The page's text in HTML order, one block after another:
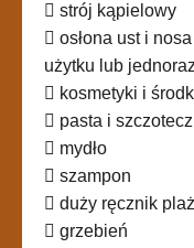
 strój kąpielowy
 osłona ust i
użytku lub
 kosmetyki i
 pasta i
 mydło
 szampon
 duży ręcznik
 grzebień